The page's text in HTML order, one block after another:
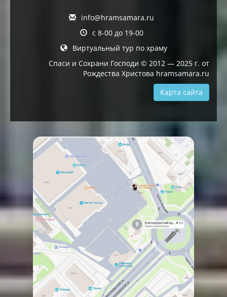
info@hramsamara.ru
с 8-00 до 19-00
Виртуальный тур по храму
Спаси и Сохрани Господи © 2012 — 2025 г. от
Рождества Христова hramsamara.ru
Карта сайта